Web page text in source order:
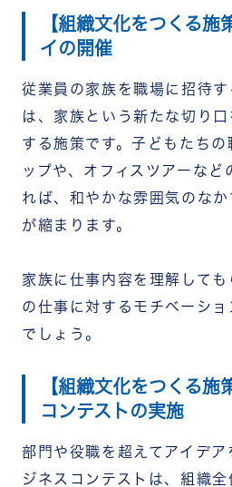
【組織文化をつくる
イの開催
従業員の家族を職場に招待す
は、家族という新たな切り
する施策です。子どもたちの
ップや、オフィスツアーなど
れば、和やかな雰囲気のな
が縮まります。
家族に仕事内容を理解して
の仕事に対するモチベーシ
でしょう。
【組織文化をつくる施
コンテストの実施
部門や役職を超えてアイデ
ジネスコンテストは、組織